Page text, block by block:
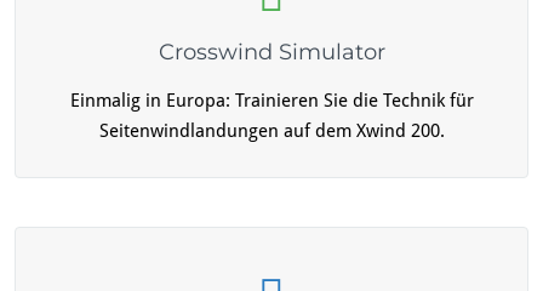
Crosswind Simulator
Einmalig in Europa: Trainieren Sie die Technik für
Seitenwindlandungen auf dem Xwind 200.